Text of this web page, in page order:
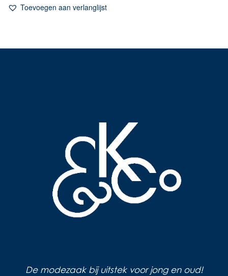
Toevoegen aan verlanglijst
De modezaak bij uitstek voor jong en oud!